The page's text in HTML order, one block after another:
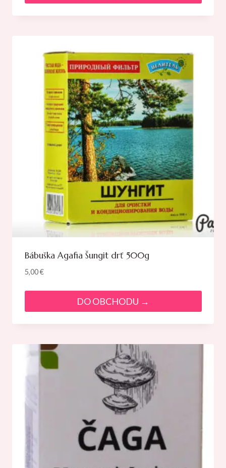
Bábuška Agafia Šungit drť 500g
5,00€
DO OBCHODU →